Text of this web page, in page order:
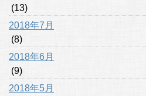
(13)
2018年7月
(8)
2018年6月
(9)
2018年5月